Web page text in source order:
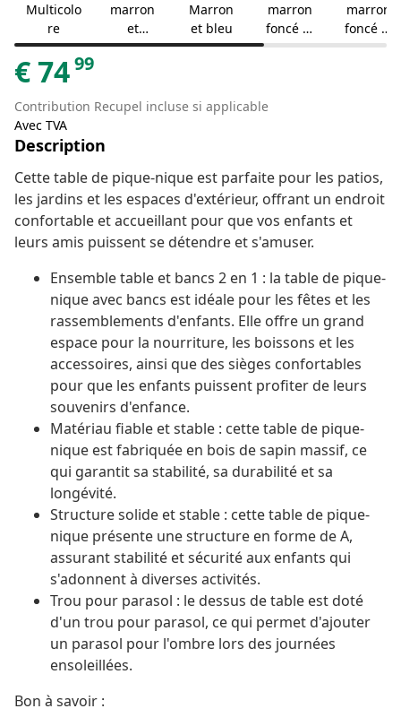
Multicolo
re
marron
et
multicolo
Marron
et bleu
marron
foncé et
multicolo
marron
foncé et
bleu
€7499
Contribution Recupel incluse si applicable
Avec TVA
Description
Cette table de pique-nique est parfaite pour les patios,
les jardins et les espaces d'extérieur, offrant un endroit
confortable et accueillant pour que vos enfants et
leurs amis puissent se détendre et s'amuser.
Ensemble table et bancs 2 en 1 : la table de pique-
nique avec bancs est idéale pour les fêtes et les
rassemblements d'enfants. Elle offre un grand
espace pour la nourriture, les boissons et les
accessoires, ainsi que des sièges confortables
pour que les enfants puissent profiter de leurs
souvenirs d'enfance.
Matériau fiable et stable : cette table de pique-
nique est fabriquée en bois de sapin massif, ce
qui garantit sa stabilité, sa durabilité et sa
longévité.
Structure solide et stable : cette table de pique-
nique présente une structure en forme de A,
assurant stabilité et sécurité aux enfants qui
s'adonnent à diverses activités.
Trou pour parasol : le dessus de table est doté
d'un trou pour parasol, ce qui permet d'ajouter
un parasol pour l'ombre lors des journées
ensoleillées.
Bon à savoir :